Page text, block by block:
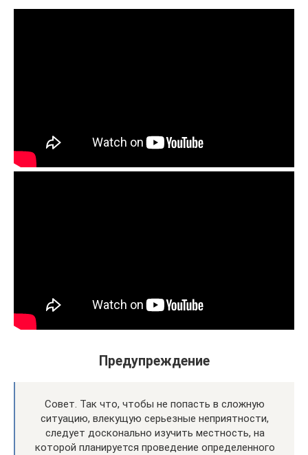
Предупреждение
Совет. Так что, чтобы не попасть в сложную
ситуацию, влекущую серьезные неприятности,
следует досконально изучить местность, на
которой планируется проведение определенного